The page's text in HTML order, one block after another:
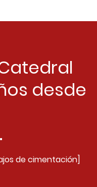
desde
de cimentación]